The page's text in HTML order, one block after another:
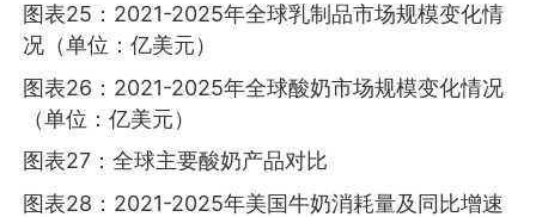
图表25：2021-2025年全球乳制品市场规模变化情
况（单位：亿美元）
图表26：2021-2025年全球酸奶市场规模变化情况
（单位：亿美元）
图表27：全球主要酸奶产品对比
图表28：2021-2025年美国牛奶消耗量及同比增速